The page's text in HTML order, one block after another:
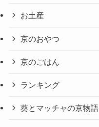
お土産
京のおやつ
京のごはん
ランキング
葵とマッチャの京物語